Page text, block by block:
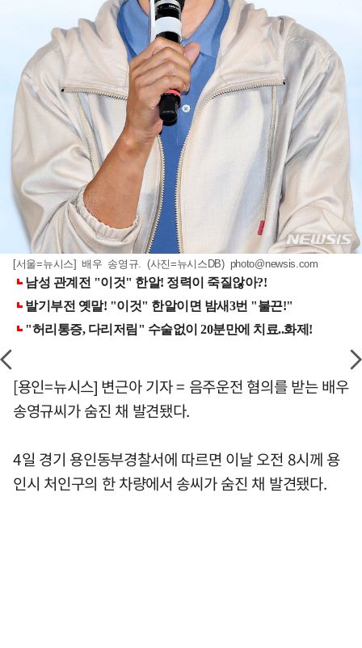
[서울=뉴시스] 배우 송영규. (사진=뉴시스DB) photo@newsis.com
[용인=뉴시스] 변근아 기자 = 음주운전 혐의를 받는 배우
송영규씨가 숨진 채 발견됐다.
4일 경기 용인동부경찰서에 따르면 이날 오전 8시께 용
인시 처인구의 한 차량에서 송씨가 숨진 채 발견됐다.